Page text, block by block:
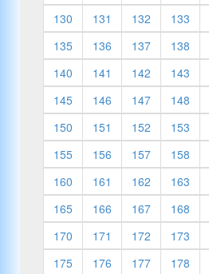
130
131 132 133
135
136 137 138
140
141 142 143
145
146 147 148
150
151 152 153
155
156 157 158
160
161 162 163
165
166 167 168
170
171 172 173
175
176 177 178